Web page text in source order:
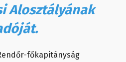
Alosztályának
főkapitányság